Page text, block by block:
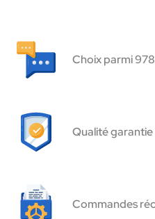
Choix parmi
Qualité
Commandes